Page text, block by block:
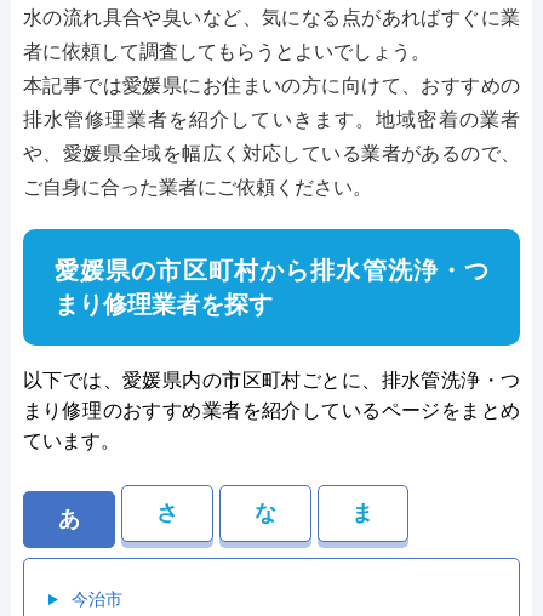
水の流れ具合や臭いなど、気になる点があればすぐに業
者に依頼して調査してもらうとよいでしょう。
本記事では愛媛県にお住まいの方に向けて、おすすめの
排水管修理業者を紹介していきます。地域密着の業者
や、愛媛県全域を幅広く対応している業者があるので、
ご自身に合った業者にご依頼ください。
愛媛県の市区町村から排水管洗浄・つ
まり修理業者を探す
以下では、愛媛県内の市区町村ごとに、排水管洗浄・つ
まり修理のおすすめ業者を紹介しているページをまとめ
ています。
あ さ な ま
今治市